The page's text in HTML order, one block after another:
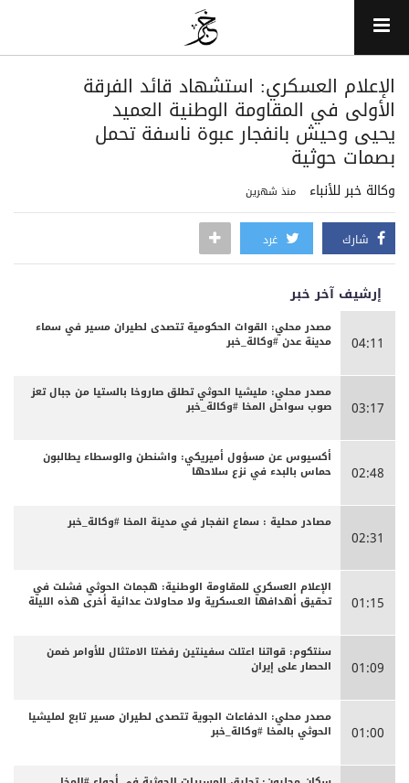
الإعلام العسكري: استشهاد قائد الفرقة
الأولى في المقاومة الوطنية العميد
يحيى وحيش بانفجار عبوة ناسفة تحمل
بصمات حوثية
وكالة خبر للأنباء منذ شهرين
شارك غرد
إرشيف آخر خبر
04:11
مصدر محلي: القوات الحكومية تتصدى لطيران مسير في سماء
مدينة عدن #وكالة_خبر
03:17
مصدر محلي: مليشيا الحوثي تطلق صاروخا بالستيا من جبال تعز
صوب سواحل المخا #وكالة_خبر
02:48
أكسيوس عن مسؤول أميريكي: واشنطن والوسطاء يطالبون
حماس بالبدء في نزع سلاحها
02:31
مصادر محلية : سماع انفجار في مدينة المخا #وكالة_خبر
01:15
الإعلام العسكري للمقاومة الوطنية: هجمات الحوثي فشلت في
تحقيق أهدافها العـسكرية ولا محاولات عدائية أخرى هذه الليلة
01:09
سنتكوم: قواتنا اعتلت سفينتين رفضتا الامتثال للأوامر ضمن
الحصار على إيران
01:00
مصدر محلي: الدفاعات الجوية تتصدى لطيران مسير تابع لمليشيا
الحوثي بالمخا #وكالة_خبر